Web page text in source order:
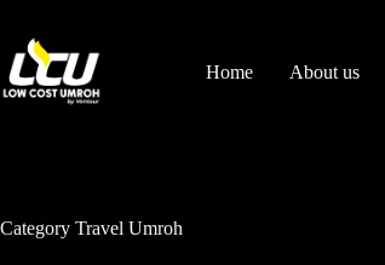
Home About us
Category Travel Umroh